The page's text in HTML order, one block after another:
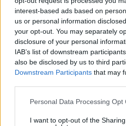
interest-based ads based on
us or personal information
your opt-out. You may separately
disclosure of your personal
IAB’s list of downstream
also be disclosed by us to third
Downstream Participants that may
Please note that this website/app
not limited to your visit or usage
Personal Data Processing Opt
I want to opt-out of the